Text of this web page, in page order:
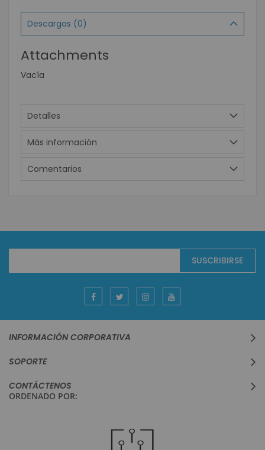
Descargas (0)
Attachments
Vacía
Detalles
Más información
Comentarios
Suscríbase
boletín
SUSCRIBIRSE
INFORMACIÓN CORPORATIVA
SOPORTE
CONTÁCTENOS
ORDENADO POR: